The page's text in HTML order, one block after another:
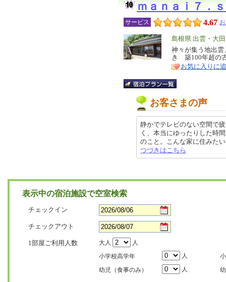
ｍａｎａｉ７．
サービス 4.67
エ
リ
ア
島根県 出雲・大
特
徴
神々が集う地出
き 築100年超の
お気に入りに
お客さまの声
静かでテレビのない空間で
く、本当にゆったりした時
のこと。こんな家に住みた
つづきはこちら
表示中の宿泊施設で空室検索
チェックイン
チェックアウト
1部屋ご利用人数 大人
人
小学校高学年
人
幼児（食事のみ）
人